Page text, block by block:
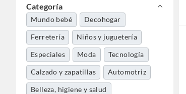
Categoría
Mundo bebé Decohogar
Ferretería Niños y juguetería
Especiales Moda Tecnología
Calzado y zapatillas Automotriz
Belleza, higiene y salud